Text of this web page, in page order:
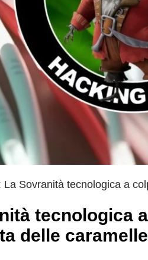
La Sovranità tecnologica a
tecnologica
delle caramelle